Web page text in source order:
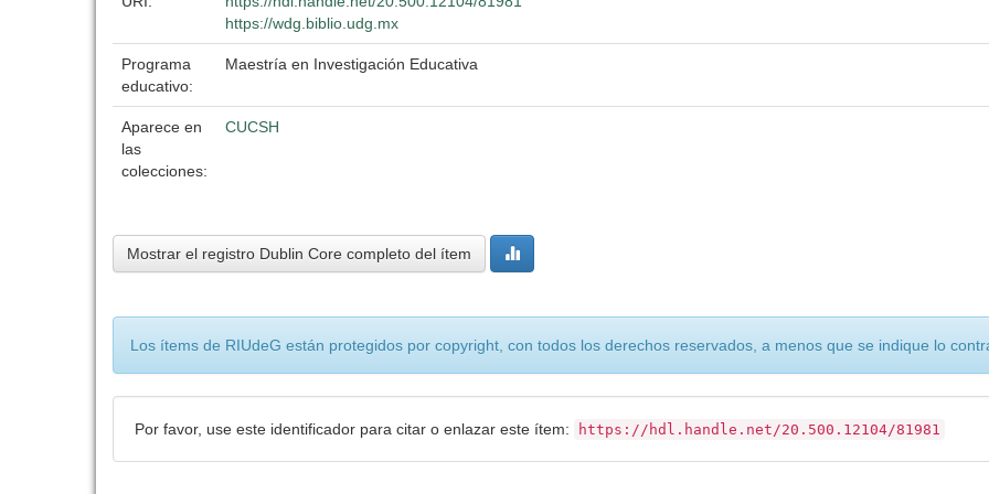
https://wdg.biblio.udg.mx
Programa
educativo:
Maestría en Investigación Educativa
Aparece en
las
colecciones:
CUCSH
Mostrar el registro Dublin Core completo del ítem
Los ítems de RIUdeG están protegidos por copyright, con todos los derechos reservados, a menos que se indique lo
Por favor, use este identificador para citar o enlazar este ítem: https://hdl.handle.net/20.500.12104/81981